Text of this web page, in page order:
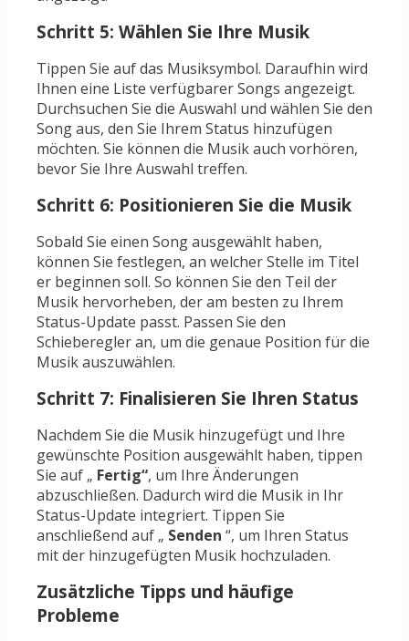
Schritt 5: Wählen Sie Ihre Musik
Tippen Sie auf das Musiksymbol. Daraufhin wird
Ihnen eine Liste verfügbarer Songs angezeigt.
Durchsuchen Sie die Auswahl und wählen Sie den
Song aus, den Sie Ihrem Status hinzufügen
möchten. Sie können die Musik auch vorhören,
bevor Sie Ihre Auswahl treffen.
Schritt 6: Positionieren Sie die Musik
Sobald Sie einen Song ausgewählt haben,
können Sie festlegen, an welcher Stelle im Titel
er beginnen soll. So können Sie den Teil der
Musik hervorheben, der am besten zu Ihrem
Status-Update passt. Passen Sie den
Schieberegler an, um die genaue Position für die
Musik auszuwählen.
Schritt 7: Finalisieren Sie Ihren Status
Nachdem Sie die Musik hinzugefügt und Ihre
gewünschte Position ausgewählt haben, tippen
Sie auf „ Fertig“, um Ihre Änderungen
abzuschließen. Dadurch wird die Musik in Ihr
Status-Update integriert. Tippen Sie
anschließend auf „ Senden “, um Ihren Status
mit der hinzugefügten Musik hochzuladen.
Zusätzliche Tipps und häufige
Probleme